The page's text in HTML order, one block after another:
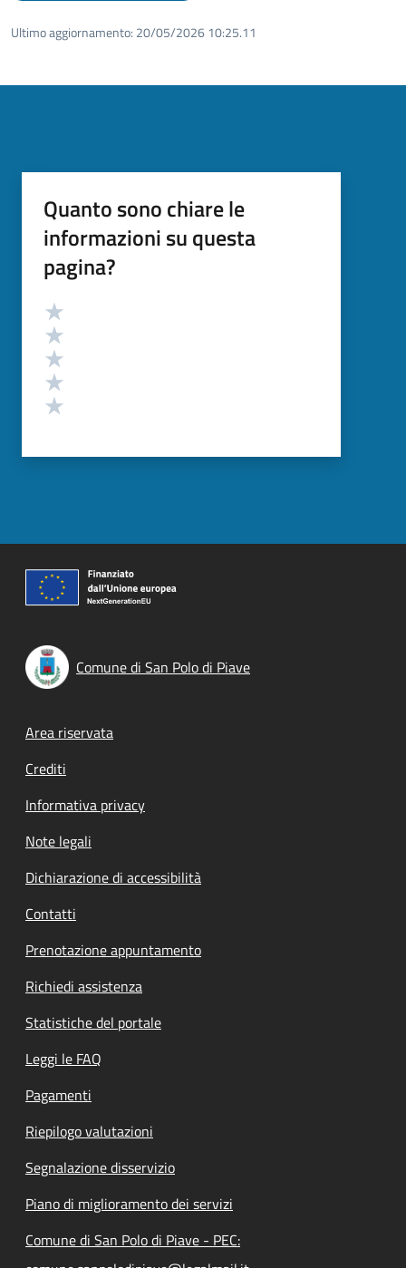
Ultimo aggiornamento: 20/05/2026 10:25.11
Quanto sono chiare le
informazioni su questa
pagina?
Valutazione
Comune di San Polo di Piave
Footer menu
Area riservata
Crediti
Informativa privacy
Note legali
Dichiarazione di accessibilità
Contatti
Prenotazione appuntamento
Richiedi assistenza
Statistiche del portale
Leggi le FAQ
Pagamenti
Riepilogo valutazioni
Segnalazione disservizio
Piano di miglioramento dei servizi
Comune di San Polo di Piave - PEC: